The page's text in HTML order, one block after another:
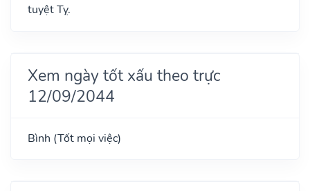
tuyệt Tỵ.
Xem ngày tốt xấu theo trực
12/09/2044
Bình (Tốt mọi việc)